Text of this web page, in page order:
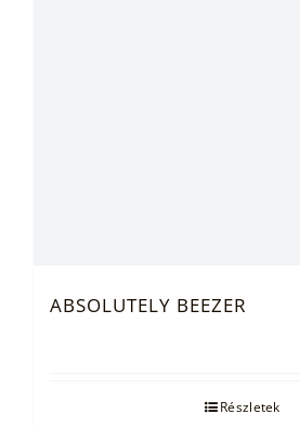
ABSOLUTELY BEEZER
Részletek